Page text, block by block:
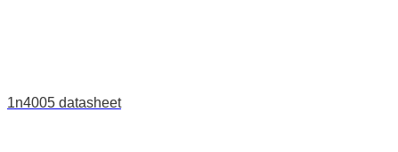
1n4005 datasheet